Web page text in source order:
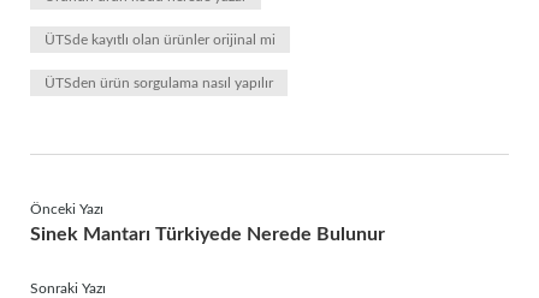
ÜTSde kayıtlı olan ürünler orijinal mi
ÜTSden ürün sorgulama nasıl yapılır
Önceki Yazı
Sinek Mantarı Türkiyede Nerede Bulunur
Sonraki Yazı